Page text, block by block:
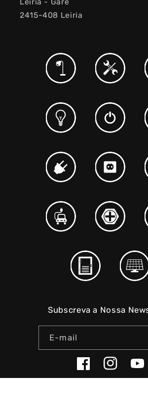
2415-408 Leiria
Subscreva a Nossa
E-mail
FacebookInstagram